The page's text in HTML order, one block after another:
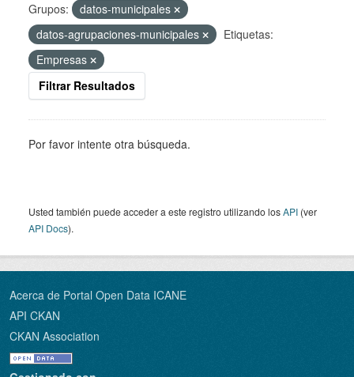
Grupos:
datos-municipales
datos-agrupaciones-municipales
Etiquetas:
Empresas
Filtrar Resultados
Por favor intente otra búsqueda.
Usted también puede acceder a este registro utilizando losAPI (ver
API Docs).
Acerca de Portal Open Data ICANE
API CKAN
CKAN Association